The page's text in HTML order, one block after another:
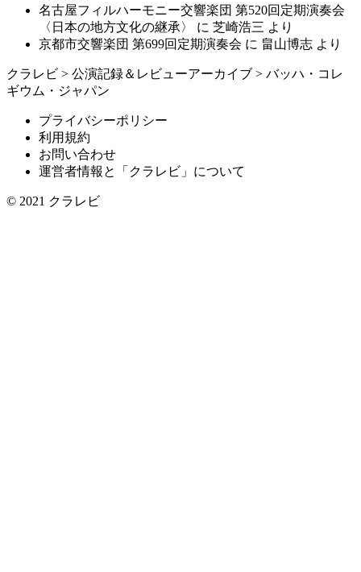
名古屋フィルハーモニー交響楽団 第520回定期演奏会
〈日本の地方文化の継承〉
に 芝崎浩三 より
京都市交響楽団 第699回定期演奏会 に 畠山博志 より
クラレビ > 公演記録＆レビューアーカイブ > バッハ・コレ
ギウム・ジャパン
プライバシーポリシー
利用規約
お問い合わせ
運営者情報と「クラレビ」について
© 2021 クラレビ